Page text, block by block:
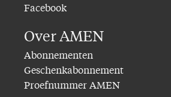
Facebook
Over AMEN
Abonnementen
Geschenkabonnement
Proefnummer AMEN